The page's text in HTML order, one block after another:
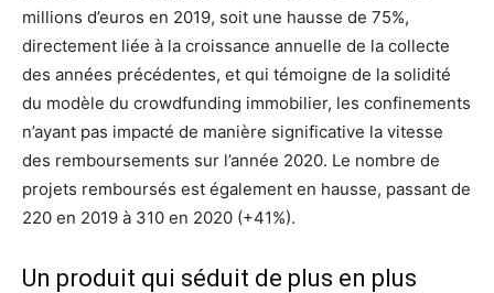
millions d’euros en 2019, soit une hausse de 75%,
directement liée à la croissance annuelle de la collecte
des années précédentes, et qui témoigne de la solidité
du modèle du crowdfunding immobilier, les confinements
n’ayant pas impacté de manière significative la vitesse
des remboursements sur l’année 2020. Le nombre de
projets remboursés est également en hausse, passant de
220 en 2019 à 310 en 2020 (+41%).
Un produit qui séduit de plus en plus